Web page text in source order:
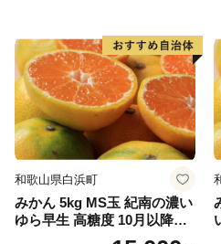
ての暖かいシーズンは沖縄や
サンゴ中心の景観を見せます
り、温帯的景観と熱帯的景観
ます。このような環境は世界
ものです。
本州最南端の町、串本町へ是
和歌山県白浜町
みかん 5kg MS玉 紀南の濃い
ゆら早生 高糖度 10月以降発
送 マルチ被覆栽培